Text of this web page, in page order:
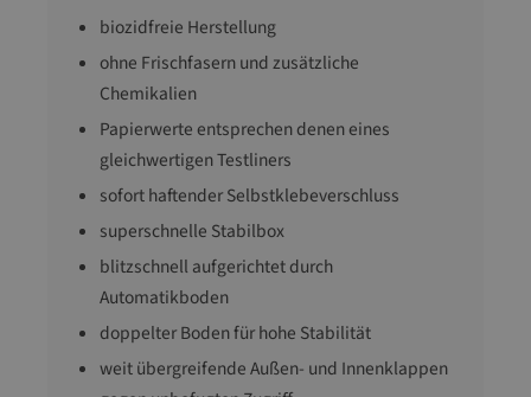
biozidfreie Herstellung
ohne Frischfasern und zusätzliche
Chemikalien
Papierwerte entsprechen denen eines
gleichwertigen Testliners
sofort haftender Selbstklebeverschluss
superschnelle Stabilbox
blitzschnell aufgerichtet durch
Automatikboden
doppelter Boden für hohe Stabilität
weit übergreifende Außen- und Innenklappen